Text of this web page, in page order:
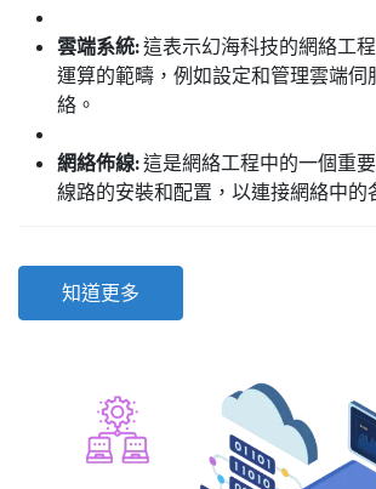
雲端系統:這表示幻海科技的網絡工
運算的範疇，例如設定和管理雲端伺
絡。
網絡佈線:這是網絡工程中的一個重
線路的安裝和配置，以連接網絡中的
知道更多